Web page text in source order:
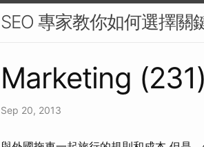
SEO 專家教你如何選擇關
Marketing (231)
Sep 20, 2013